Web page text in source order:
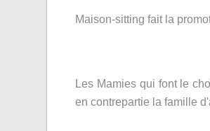
Maison-sitting fait la
Les Mamies qui font le
en contrepartie la famille